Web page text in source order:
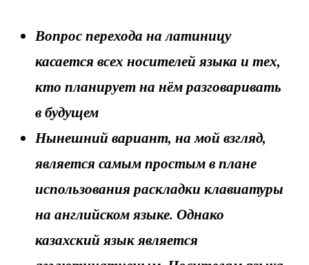
Вопрос перехода на латиницу
касается всех носителей языка и тех,
кто планирует на нём разговаривать
в будущем
Нынешний вариант, на мой взгляд,
является самым простым в плане
использования раскладки клавиатуры
на английском языке. Однако
казахский язык является